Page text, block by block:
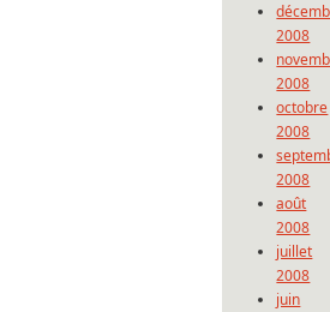
2008
2008
octobre
2008
2008
août
2008
juillet
2008
juin